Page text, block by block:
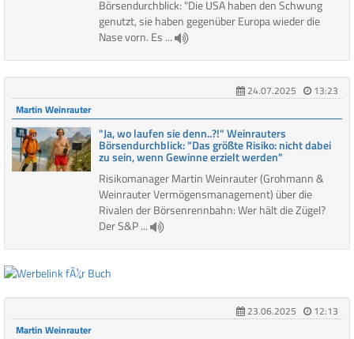
Börsendurchblick: "Die USA haben den Schwung
genutzt, sie haben gegenüber Europa wieder die
Nase vorn. Es ...
24.07.2025
13:23
Martin Weinrauter
"Ja, wo laufen sie denn..?!" Weinrauters
Börsendurchblick: "Das größte Risiko: nicht dabei
zu sein, wenn Gewinne erzielt werden"
Risikomanager Martin Weinrauter (Grohmann &
Weinrauter Vermögensmanagement) über die
Rivalen der Börsenrennbahn: Wer hält die Zügel?
Der S&P ...
23.06.2025
12:13
Martin Weinrauter